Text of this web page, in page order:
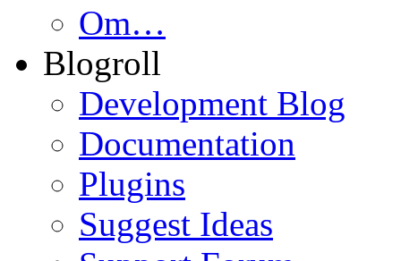
Om…
Blogroll
Development Blog
Documentation
Plugins
Suggest Ideas